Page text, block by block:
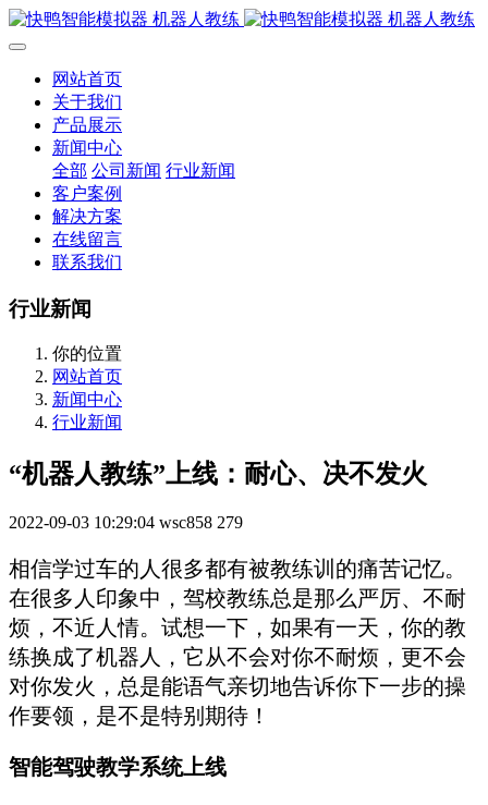
网站首页
关于我们
产品展示
新闻中心
全部 公司新闻 行业新闻
客户案例
解决方案
在线留言
联系我们
行业新闻
你的位置
网站首页
新闻中心
行业新闻
“机器人教练”上线：耐心、决不发火
2022-09-03 10:29:04 wsc858 279
相信学过车的人很多都有被教练训的痛苦记忆。
在很多人印象中，驾校教练总是那么严厉、不耐
烦，不近人情。试想一下，如果有一天，你的教
练换成了机器人，它从不会对你不耐烦，更不会
对你发火，总是能语气亲切地告诉你下一步的操
作要领，是不是特别期待！
智能驾驶教学系统上线